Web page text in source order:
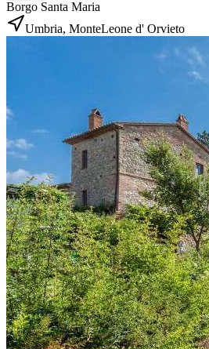
Borgo Santa Maria
Umbria, MonteLeone d' Orvieto